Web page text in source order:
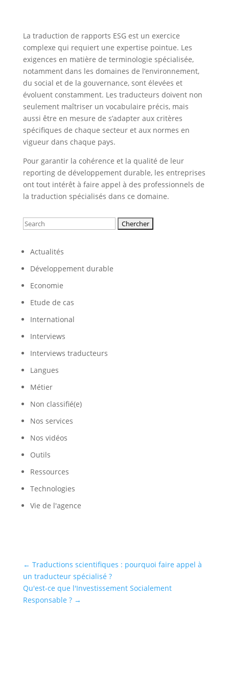
La traduction de rapports ESG est un exercice
complexe qui requiert une expertise pointue. Les
exigences en matière de terminologie spécialisée,
notamment dans les domaines de l’environnement,
du social et de la gouvernance, sont élevées et
évoluent constamment. Les traducteurs doivent non
seulement maîtriser un vocabulaire précis, mais
aussi être en mesure de s’adapter aux critères
spécifiques de chaque secteur et aux normes en
vigueur dans chaque pays.
Pour garantir la cohérence et la qualité de leur
reporting de développement durable, les entreprises
ont tout intérêt à faire appel à des professionnels de
la traduction spécialisés dans ce domaine.
Rechercher:
Actualités
Développement durable
Economie
Etude de cas
International
Interviews
Interviews traducteurs
Langues
Métier
Non classifié(e)
Nos services
Nos vidéos
Outils
Ressources
Technologies
Vie de l'agence
← Traductions scientifiques : pourquoi faire appel à
un traducteur spécialisé ?
Qu'est-ce que l'Investissement Socialement
Responsable ?→